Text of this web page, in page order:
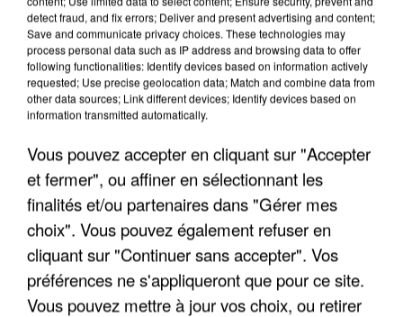
6 août 2026
Gabriel Attal et Raphaël Glucksmann visés par des
ingérences...
Sollicité, Sébastien Lecornu annonce un "travail
commun" avec les partis à la rentrée.
detect fraud, and fix errors; Deliver and present advertising and content;
Save and communicate privacy choices. These technologies may
process personal data such as IP address and browsing data to offer
following functionalities: Identify devices based on information actively
requested; Use precise geolocation data; Match and combine data from
other data sources; Link different devices; Identify devices based on
information transmitted automatically.
Vous pouvez accepter en cliquant sur "Accepter
et fermer", ou affiner en sélectionnant les
finalités et/ou partenaires dans "Gérer mes
choix". Vous pouvez également refuser en
cliquant sur "Continuer sans accepter". Vos
préférences ne s'appliqueront que pour ce site.
Vous pouvez mettre à jour vos choix, ou retirer